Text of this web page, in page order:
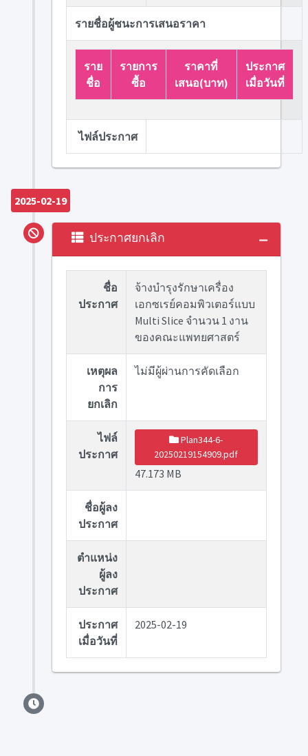
รายชื่อผู้ชนะการเสนอราคา
ราย
ชื่อ
รายการ
ซื้อ
ราคาที่
เสนอ(บาท)
ประกาศ
เมื่อวันที่
ไฟล์ประกาศ
2025-02-19
ประกาศยกเลิก
ชื่อ
ประกาศ
จ้างบำรุงรักษาเครื่อง
เอกซเรย์คอมพิวเตอร์แบบ
Multi Slice จำนวน 1 งาน
ของคณะแพทยศาสตร์
เหตุผล
การ
ยกเลิก
ไม่มีผู้ผ่านการคัดเลือก
ไฟล์
ประกาศ
Plan344-6-
20250219154909.pdf
47.173 MB
ชื่อผู้ลง
ประกาศ
ตำแหน่ง
ผู้ลง
ประกาศ
ประกาศ
เมื่อวันที่
2025-02-19